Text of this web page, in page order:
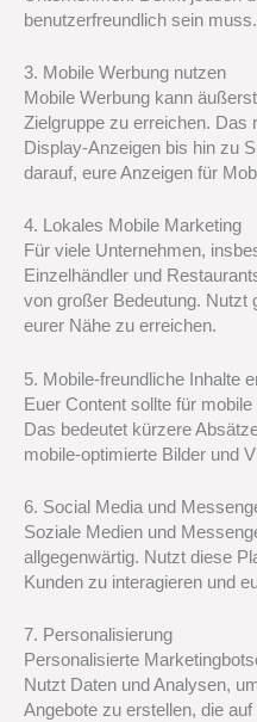
benutzerfreundlich sein muss.
3. Mobile Werbung nutzen
Mobile Werbung kann
Zielgruppe zu erreichen. Das
Display-Anzeigen bis hin zu
darauf, eure Anzeigen für
4. Lokales Mobile Marketing
Für viele Unternehmen,
Einzelhändler und
von großer Bedeutung. Nutzt
eurer Nähe zu erreichen.
5. Mobile-freundliche Inhalte
Euer Content sollte für
Das bedeutet kürzere
mobile-optimierte Bilder und
6. Social Media und
Soziale Medien und
allgegenwärtig. Nutzt diese
Kunden zu interagieren und
7. Personalisierung
Personalisierte
Nutzt Daten und Analysen,
Angebote zu erstellen, die